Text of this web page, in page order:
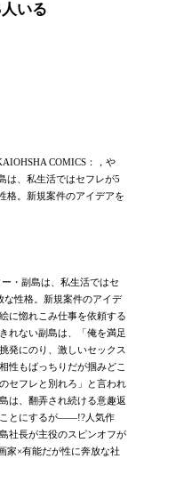
いる
COMICS：，や
は、私生活ではセフレが5
格。新規案件のアイデアを
・副島は、私生活ではセ
な性格。新規案件のアイデ
に惚れこみ仕事を依頼する
れない副島は、「俺を満足
発にのり、激しいセックス
性もばっちりだが掴みどこ
セフレと別れろ」と言われ
は、翻弄され続ける意趣返
ことにするが――!?人気作
社長が主役のスピンオフが
家×有能だが性に奔放な社